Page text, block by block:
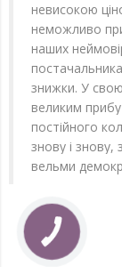
невисокою
неможливо
наших
знижки. У
великим
постійного
знову і знову,
вельми
КНОПКА
ЗВ'ЯЗКУ